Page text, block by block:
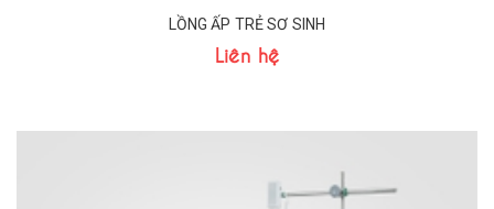
LỒNG ẤP TRẺ SƠ SINH
Liên hệ